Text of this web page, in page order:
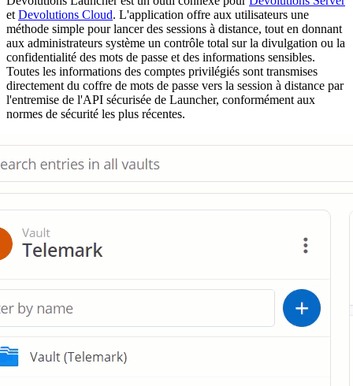
etDevolutions Cloud. L'application offre aux utilisateurs une
méthode simple pour lancer des sessions à distance, tout en donnant
aux administrateurs système un contrôle total sur la divulgation ou la
confidentialité des mots de passe et des informations sensibles.
Toutes les informations des comptes privilégiés sont transmises
directement du coffre de mots de passe vers la session à distance par
l'entremise de l'API sécurisée de Launcher, conformément aux
normes de sécurité les plus récentes.